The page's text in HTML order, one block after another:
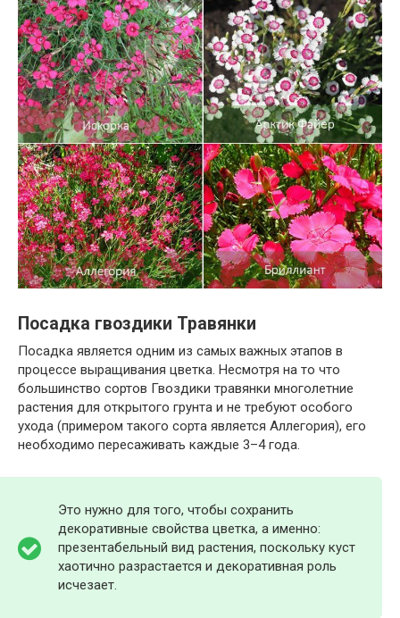
Посадка гвоздики Травянки
Посадка является одним из самых важных этапов в
процессе выращивания цветка. Несмотря на то что
большинство сортов Гвоздики травянки многолетние
растения для открытого грунта и не требуют особого
ухода (примером такого сорта является Аллегория), его
необходимо пересаживать каждые 3–4 года.
Это нужно для того, чтобы сохранить
декоративные свойства цветка, а именно:
презентабельный вид растения, поскольку куст
хаотично разрастается и декоративная роль
исчезает.